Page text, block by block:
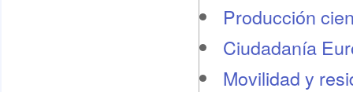
Producción
Ciudadanía
Movilidad y